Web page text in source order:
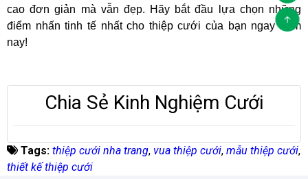
cao đơn giản mà vẫn đẹp. Hãy bắt đầu lựa chọn những
điểm nhấn tinh tế nhất cho thiệp cưới của bạn ngay hôm
nay!
Chia Sẻ Kinh Nghiệm Cưới
Tags: thiệp cưới nha trang, vua thiệp cưới, mẫu thiệp cưới,
thiết kế thiệp cưới